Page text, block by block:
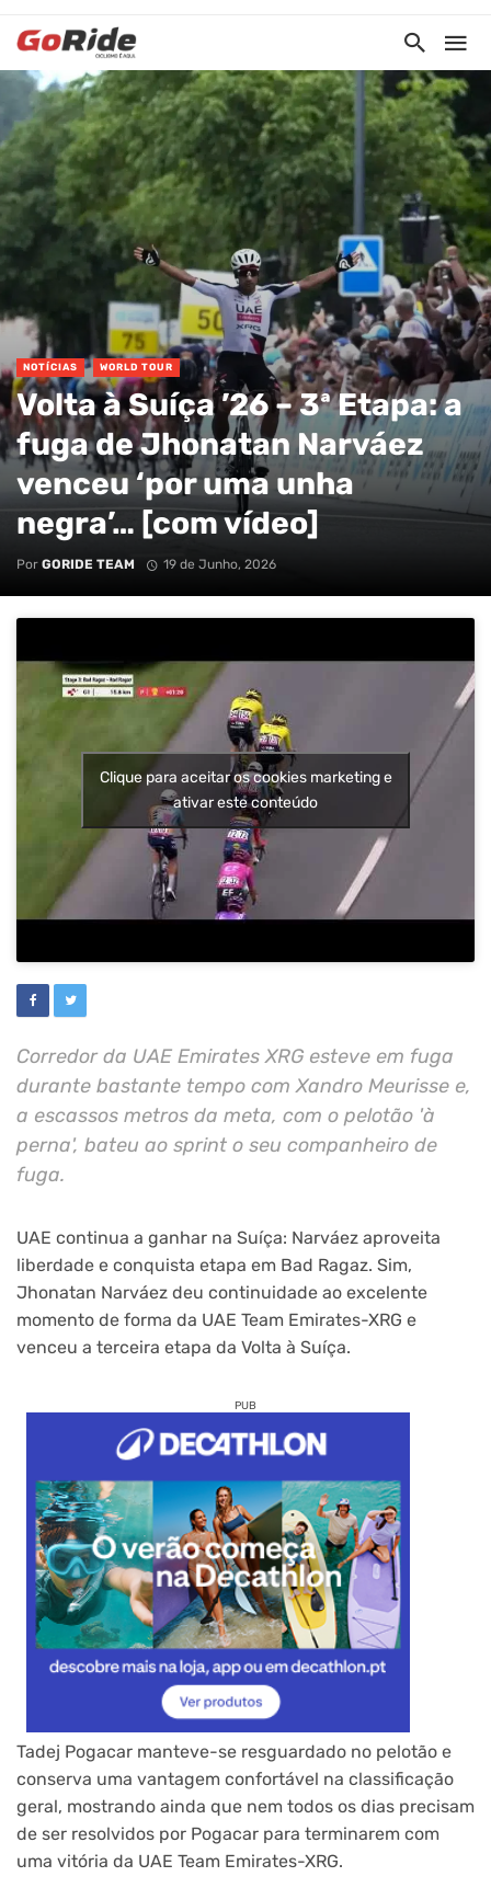
NOTÍCIAS WORLD TOUR
Volta à Suíça ’26 – 3ª Etapa: a
fuga de Jhonatan Narváez
venceu ‘por uma unha
negra’… [com vídeo]
Por GORIDE TEAM 19 de Junho, 2026
Clique para aceitar os cookies marketing e
ativar este conteúdo
Corredor da UAE Emirates XRG esteve em fuga
durante bastante tempo com Xandro Meurisse e,
a escassos metros da meta, com o pelotão 'à
perna', bateu ao sprint o seu companheiro de
fuga.
UAE continua a ganhar na Suíça: Narváez aproveita
liberdade e conquista etapa em Bad Ragaz. Sim,
Jhonatan Narváez deu continuidade ao excelente
momento de forma da UAE Team Emirates-XRG e
venceu a terceira etapa da Volta à Suíça.
PUB
Tadej Pogacar manteve-se resguardado no pelotão e
conserva uma vantagem confortável na classificação
geral, mostrando ainda que nem todos os dias precisam
de ser resolvidos por Pogacar para terminarem com
uma vitória da UAE Team Emirates-XRG.